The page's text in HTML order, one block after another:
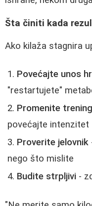
Šta činiti kada
Ako kilaža stagnira
Povećajte unos
"restartujete"
Promenite trening
povećajte intenzitet
Proverite jelovnik
nego što mislite
Budite strpljivi -